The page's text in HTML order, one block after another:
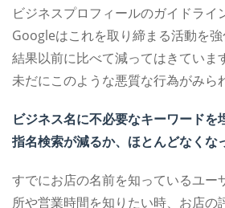
ビジネスプロフィールのガイドライ
Googleはこれを取り締まる活動を強
結果以前に比べて減ってはきていま
未だにこのような悪質な行為がみら
ビジネス名に不必要なキーワードを
指名検索が減るか、ほとんどなくな
すでにお店の名前を知っているユー
所や営業時間を知りたい時、お店の